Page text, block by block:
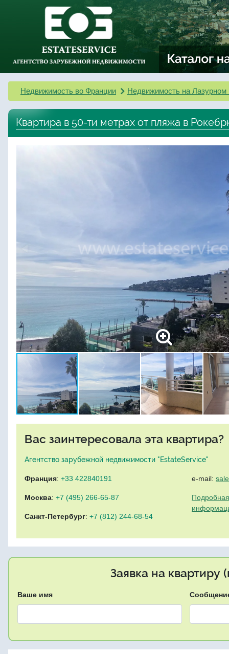
Недвижимость во Франции Недвижимость на Лазурном
Квартира в 50-ти метрах от пляжа в
Вас заинтересовала эта квартира?
Агентство зарубежной недвижимости "EstateService"
Франция: +33 422840191
Москва: +7 (495) 266-65-87
Санкт-Петербург: +7 (812) 244-68-54
e-mail:
Заявка на квартиру
Ваше имя